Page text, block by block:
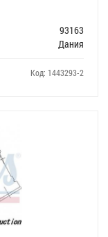
93163
Дания
Код: 1443293-2